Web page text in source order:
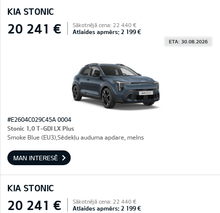
KIA STONIC
20 241 € Sākotnējā cena: 22 440 €
Atlaides apmērs: 2 199 €
ETA: 30.08.2026
#E2604C029C45A 0004
Stonic 1,0 T-GDI LX Plus
Smoke Blue (EU3),Sēdekļu auduma apdare, melns
MAN INTERESĒ
KIA STONIC
20 241 € Sākotnējā cena: 22 440 €
Atlaides apmērs: 2 199 €